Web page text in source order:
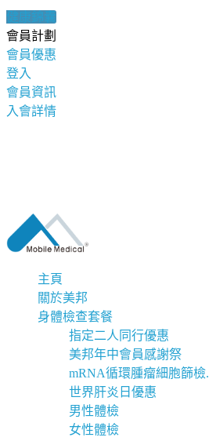
健康錦囊
會員計劃
會員優惠
登入
會員資訊
入會詳情
主頁
關於美邦
身體檢查套餐
指定二人同行優惠
美邦年中會員感謝祭
mRNA循環腫瘤細胞篩檢.
世界肝炎日優惠
男性體檢
女性體檢